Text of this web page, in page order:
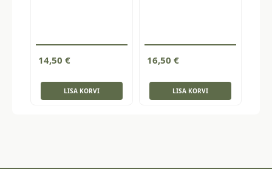
14,50 €
LISA KORVI
16,50 €
LISA KORVI